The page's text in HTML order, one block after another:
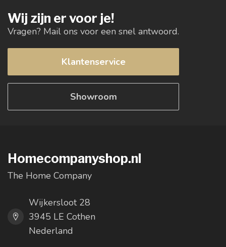
Wij zijn er voor je!
Vragen? Mail ons voor een snel antwoord.
Klantenservice
Showroom
Homecompanyshop.nl
The Home Company
Wijkersloot 28
3945 LE Cothen
Nederland